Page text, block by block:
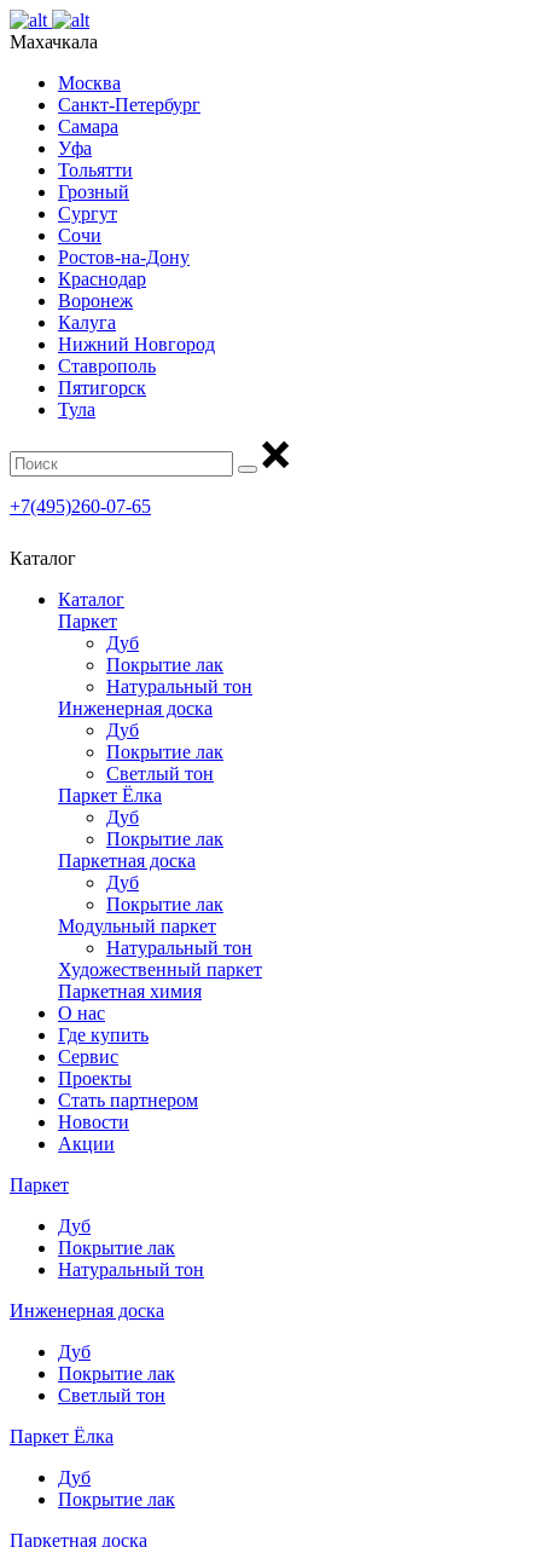
Махачкала
Москва
Санкт-Петербург
Самара
Уфа
Тольятти
Грозный
Сургут
Сочи
Ростов-на-Дону
Краснодар
Воронеж
Калуга
Нижний Новгород
Ставрополь
Пятигорск
Тула
+7(495)260-07-65
Каталог
Каталог
Паркет
Дуб
Покрытие лак
Натуральный тон
Инженерная доска
Дуб
Покрытие лак
Светлый тон
Паркет Ёлка
Дуб
Покрытие лак
Паркетная доска
Дуб
Покрытие лак
Модульный паркет
Натуральный тон
Художественный паркет
Паркетная химия
О нас
Где купить
Сервис
Проекты
Стать партнером
Новости
Акции
Паркет
Дуб
Покрытие лак
Натуральный тон
Инженерная доска
Дуб
Покрытие лак
Светлый тон
Паркет Ёлка
Дуб
Покрытие лак
Паркетная доска